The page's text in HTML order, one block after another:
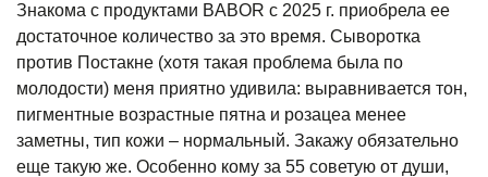
Знакома с продуктами BABOR с 2025 г. приобрела ее
достаточное количество за это время. Сыворотка
против Постакне (хотя такая проблема была по
молодости) меня приятно удивила: выравнивается тон,
пигментные возрастные пятна и розацеа менее
заметны, тип кожи – нормальный. Закажу обязательно
еще такую же. Особенно кому за 55 советую от души,